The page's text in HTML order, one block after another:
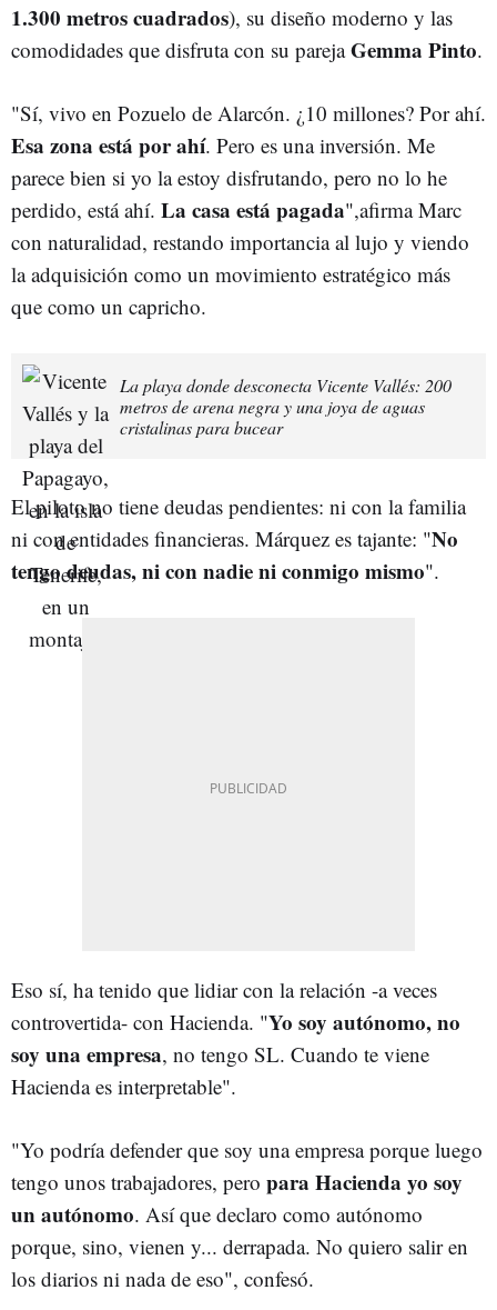
1.300 metros cuadrados), su diseño moderno y las
comodidades que disfruta con su parejaGemma Pinto.
"Sí, vivo en Pozuelo de Alarcón. ¿10 millones? Por ahí.
Esa zona está por ahí. Pero es una inversión. Me
parece bien si yo la estoy disfrutando, pero no lo he
perdido, está ahí. La casa está pagada",afirma Marc
con naturalidad, restando importancia al lujo y viendo
la adquisición como un movimiento estratégico más
que como un capricho.
La playa donde desconecta Vicente Vallés: 200
metros de arena negra y una joya de aguas
cristalinas para bucear
El piloto no tiene deudas pendientes: ni con la familia
ni con entidades financieras. Márquez es tajante: "No
tengo deudas, ni con nadie ni conmigo mismo".
Eso sí, ha tenido que lidiar con la relación -a veces
controvertida- con Hacienda. "Yo soy autónomo, no
soy una empresa, no tengo SL. Cuando te viene
Hacienda es interpretable".
"Yo podría defender que soy una empresa porque luego
tengo unos trabajadores, pero para Hacienda yo soy
un autónomo. Así que declaro como autónomo
porque, sino, vienen y... derrapada. No quiero salir en
los diarios ni nada de eso", confesó.